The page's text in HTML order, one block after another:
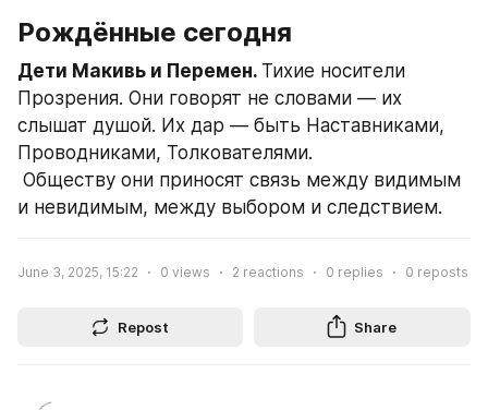
Рождённые сегодня
Дети Макивь и Перемен. Тихие носители
Прозрения. Они говорят не словами — их
слышат душой. Их дар — быть Наставниками,
Проводниками, Толкователями.
и невидимым, между выбором и следствием.
June 3, 2025, 15:22 0 views 2 reactions 0 replies 0 reposts
Repost Share